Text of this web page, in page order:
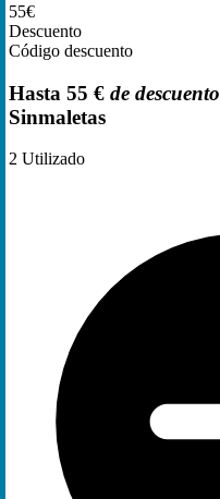
55€
Descuento
Código descuento
Hasta 55 € de descuento
Sinmaletas
2 Utilizado